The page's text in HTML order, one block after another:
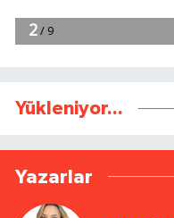
Yükleniyor...
Yazarlar